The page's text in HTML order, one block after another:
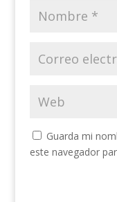
Guarda mi
este navegador